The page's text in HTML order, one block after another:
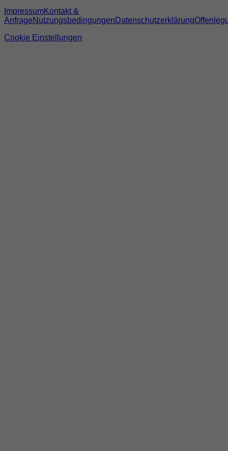
ImpressumKontakt &
AnfrageNutzungsbedingungen Datenschutzerklärung
Cookie Einstellungen